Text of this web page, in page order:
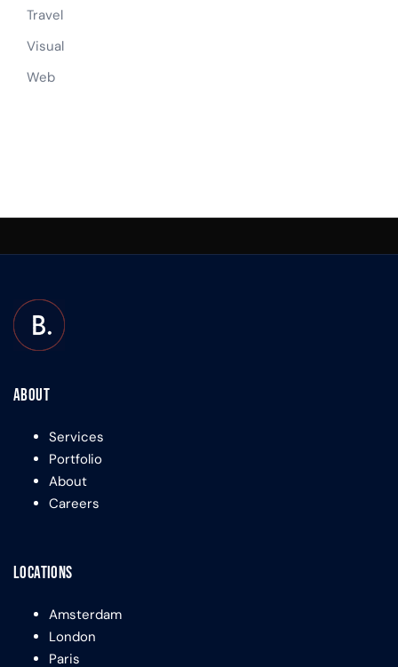
Travel
Visual
Web
About
Services
Portfolio
About
Careers
Locations
Amsterdam
London
Paris